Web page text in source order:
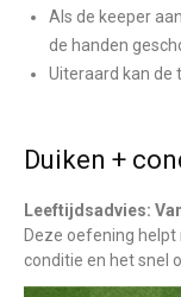
Als de keeper
de handen
Uiteraard kan de
Duiken +
Leeftijdsadvies:
Deze oefening
conditie en het snel